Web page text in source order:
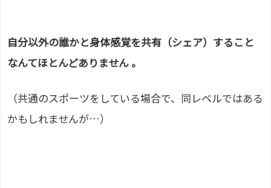
自分以外の誰かと身体感覚を共有（シェア）すること
なんてほとんどありません 。
（共通のスポーツをしている場合で、同レベルではある
かもしれませんが…）